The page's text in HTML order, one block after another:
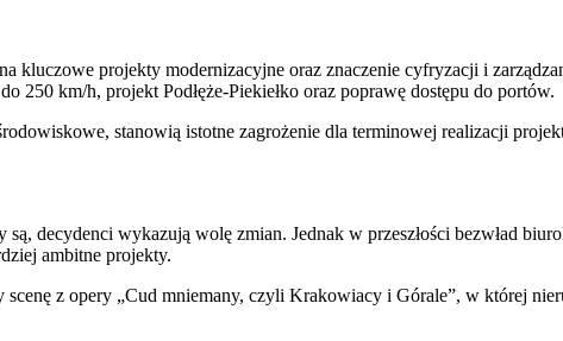
projekty modernizacyjne oraz znaczenie cyfryzacji i
km/h, projekt Podłęże-Piekiełko oraz poprawę dostępu do portów.
stanowią istotne zagrożenie dla terminowej realizacji
decydenci wykazują wolę zmian. Jednak w przeszłości bezwład
ambitne projekty.
z opery „Cud mniemany, czyli Krakowiacy i Górale”, w której